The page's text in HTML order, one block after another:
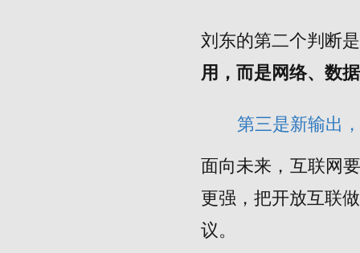
刘东的第二个判断
用，而是网络、数
第三是新输出
面向未来，互联网
更强，把开放互联
议。